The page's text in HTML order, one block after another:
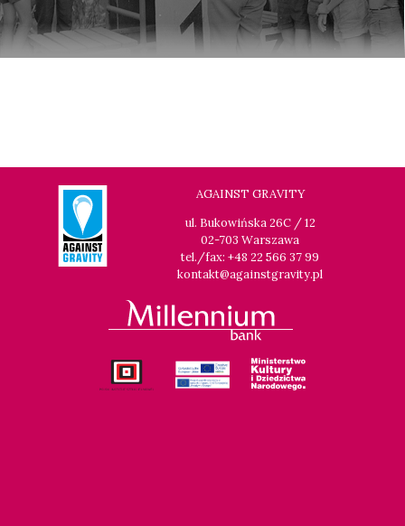
Lalka
MIŁEJ ZIMY, DO ZOBACZENIA NA PLAŻY!
Lalka
POKOLENIE PIENIĄDZA
20:30
Dolnośląskie Centrum Filmowe, sala
Warszawa
GRACE JONES
KUP BILET
Dolnośląskie Centrum Filmowe, sala
Klub Festiwalowy Czuła jest noc
AGAINST GRAVITY
ul. Bukowińska 26C / 12
02-703 Warszawa
tel./fax: +48 22 566 37 99
kontakt@againstgravity.pl